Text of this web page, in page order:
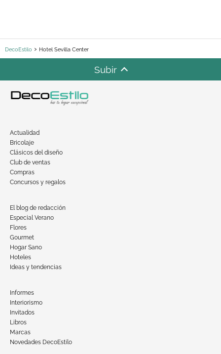
DecoEstilo Hotel Sevilla Center
Subir
Actualidad
Bricolaje
Clásicos del diseño
Club de ventas
Compras
Concursos y regalos
El blog de redacción
Especial Verano
Flores
Gourmet
Hogar Sano
Hoteles
Ideas y tendencias
Informes
Interiorismo
Invitados
Libros
Marcas
Novedades DecoEstilo